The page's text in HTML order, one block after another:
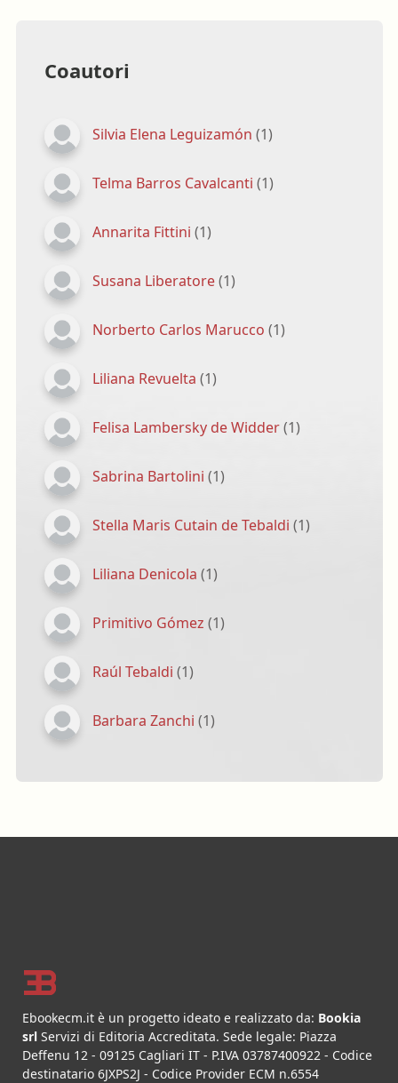
Coautori
Silvia Elena Leguizamón (1)
Telma Barros Cavalcanti (1)
Annarita Fittini (1)
Susana Liberatore(1)
Norberto Carlos Marucco (1)
Liliana Revuelta (1)
Felisa Lambersky de Widder(1)
Sabrina Bartolini (1)
Stella Maris Cutain de Tebaldi (1)
Liliana Denicola (1)
Primitivo Gómez (1)
Raúl Tebaldi (1)
Barbara Zanchi (1)
Ebookecm.it è un progetto ideato e realizzato da: Bookia
srl Servizi di Editoria Accreditata. Sede legale: Piazza
Deffenu 12 - 09125 Cagliari IT - P.IVA 03787400922 - Codice
destinatario 6JXPS2J - Codice Provider ECM n.6554